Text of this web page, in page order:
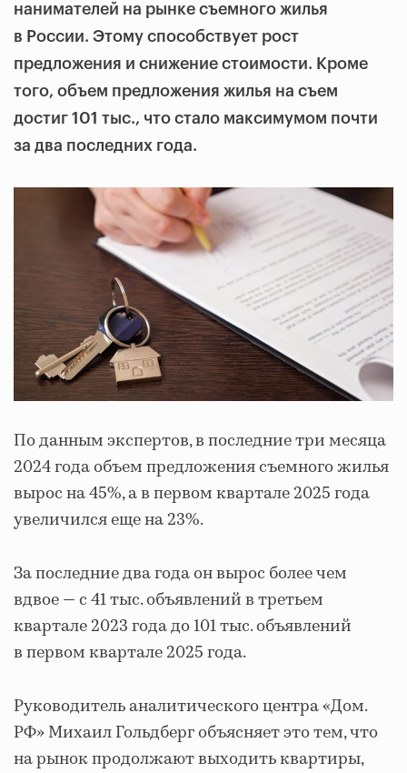
нанимателей на рынке съемного жилья
в России. Этому способствует рост
предложения и снижение стоимости. Кроме
того, объем предложения жилья на съем
достиг 101 тыс., что стало максимумом почти
за два последних года.
По данным экспертов, в последние три месяца
2024 года объем предложения съемного жилья
вырос на 45%, а в первом квартале 2025 года
увеличился еще на 23%.
За последние два года он вырос более чем
вдвое — с 41 тыс. объявлений в третьем
квартале 2023 года до 101 тыс. объявлений
в первом квартале 2025 года.
Руководитель аналитического центра «Дом.
РФ» Михаил Гольдберг объясняет это тем, что
на рынок продолжают выходить квартиры,